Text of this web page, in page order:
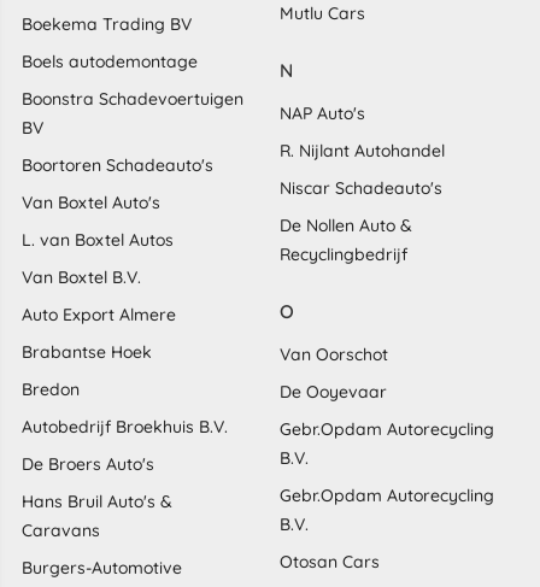
Boekema Trading BV
Boels autodemontage
Boonstra Schadevoertuigen
BV
Boortoren Schadeauto's
Van Boxtel Auto's
L. van Boxtel Autos
Van Boxtel B.V.
Auto Export Almere
Brabantse Hoek
Bredon
Autobedrijf Broekhuis B.V.
De Broers Auto's
Hans Bruil Auto's &
Caravans
Burgers-Automotive
Mutlu Cars
N
NAP Auto's
R. Nijlant Autohandel
Niscar Schadeauto's
De Nollen Auto &
Recyclingbedrijf
O
Van Oorschot
De Ooyevaar
Gebr.Opdam Autorecycling
B.V.
Gebr.Opdam Autorecycling
B.V.
Otosan Cars